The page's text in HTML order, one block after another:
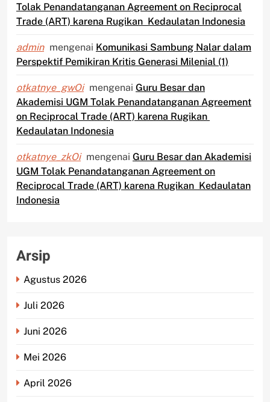
Tolak Penandatanganan Agreement on Reciprocal
Trade (ART) karena Rugikan Kedaulatan Indonesia
admin mengenai Komunikasi Sambung Nalar dalam
Perspektif Pemikiran Kritis Generasi Milenial (1)
otkatnye_gwOi mengenai Guru Besar dan
Akademisi UGM Tolak Penandatanganan Agreement
on Reciprocal Trade (ART) karena Rugikan
Kedaulatan Indonesia
otkatnye_zkOi mengenai Guru Besar dan Akademisi
UGM Tolak Penandatanganan Agreement on
Reciprocal Trade (ART) karena Rugikan Kedaulatan
Indonesia
Arsip
Agustus 2026
Juli 2026
Juni 2026
Mei 2026
April 2026